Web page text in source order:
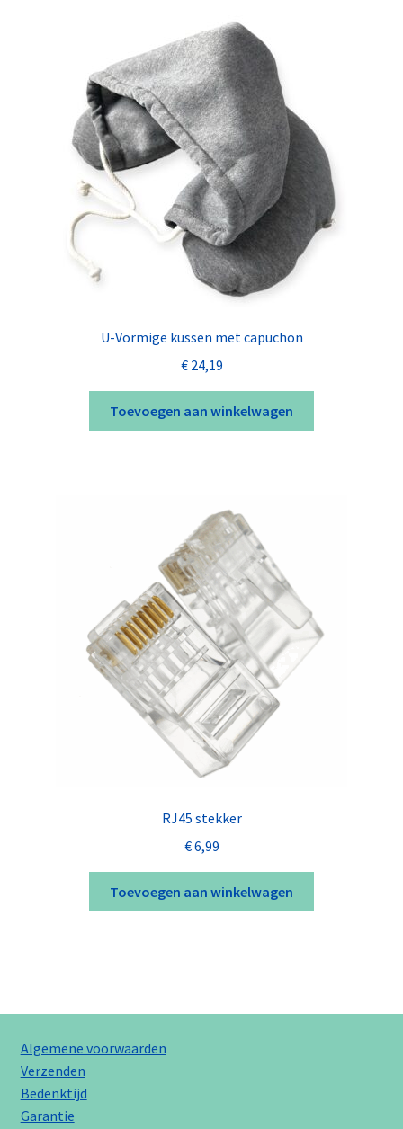
U-Vormige kussen met capuchon
€24,19
Toevoegen aan winkelwagen
RJ45 stekker
€6,99
Toevoegen aan winkelwagen
Algemene voorwaarden
Verzenden
Bedenktijd
Garantie